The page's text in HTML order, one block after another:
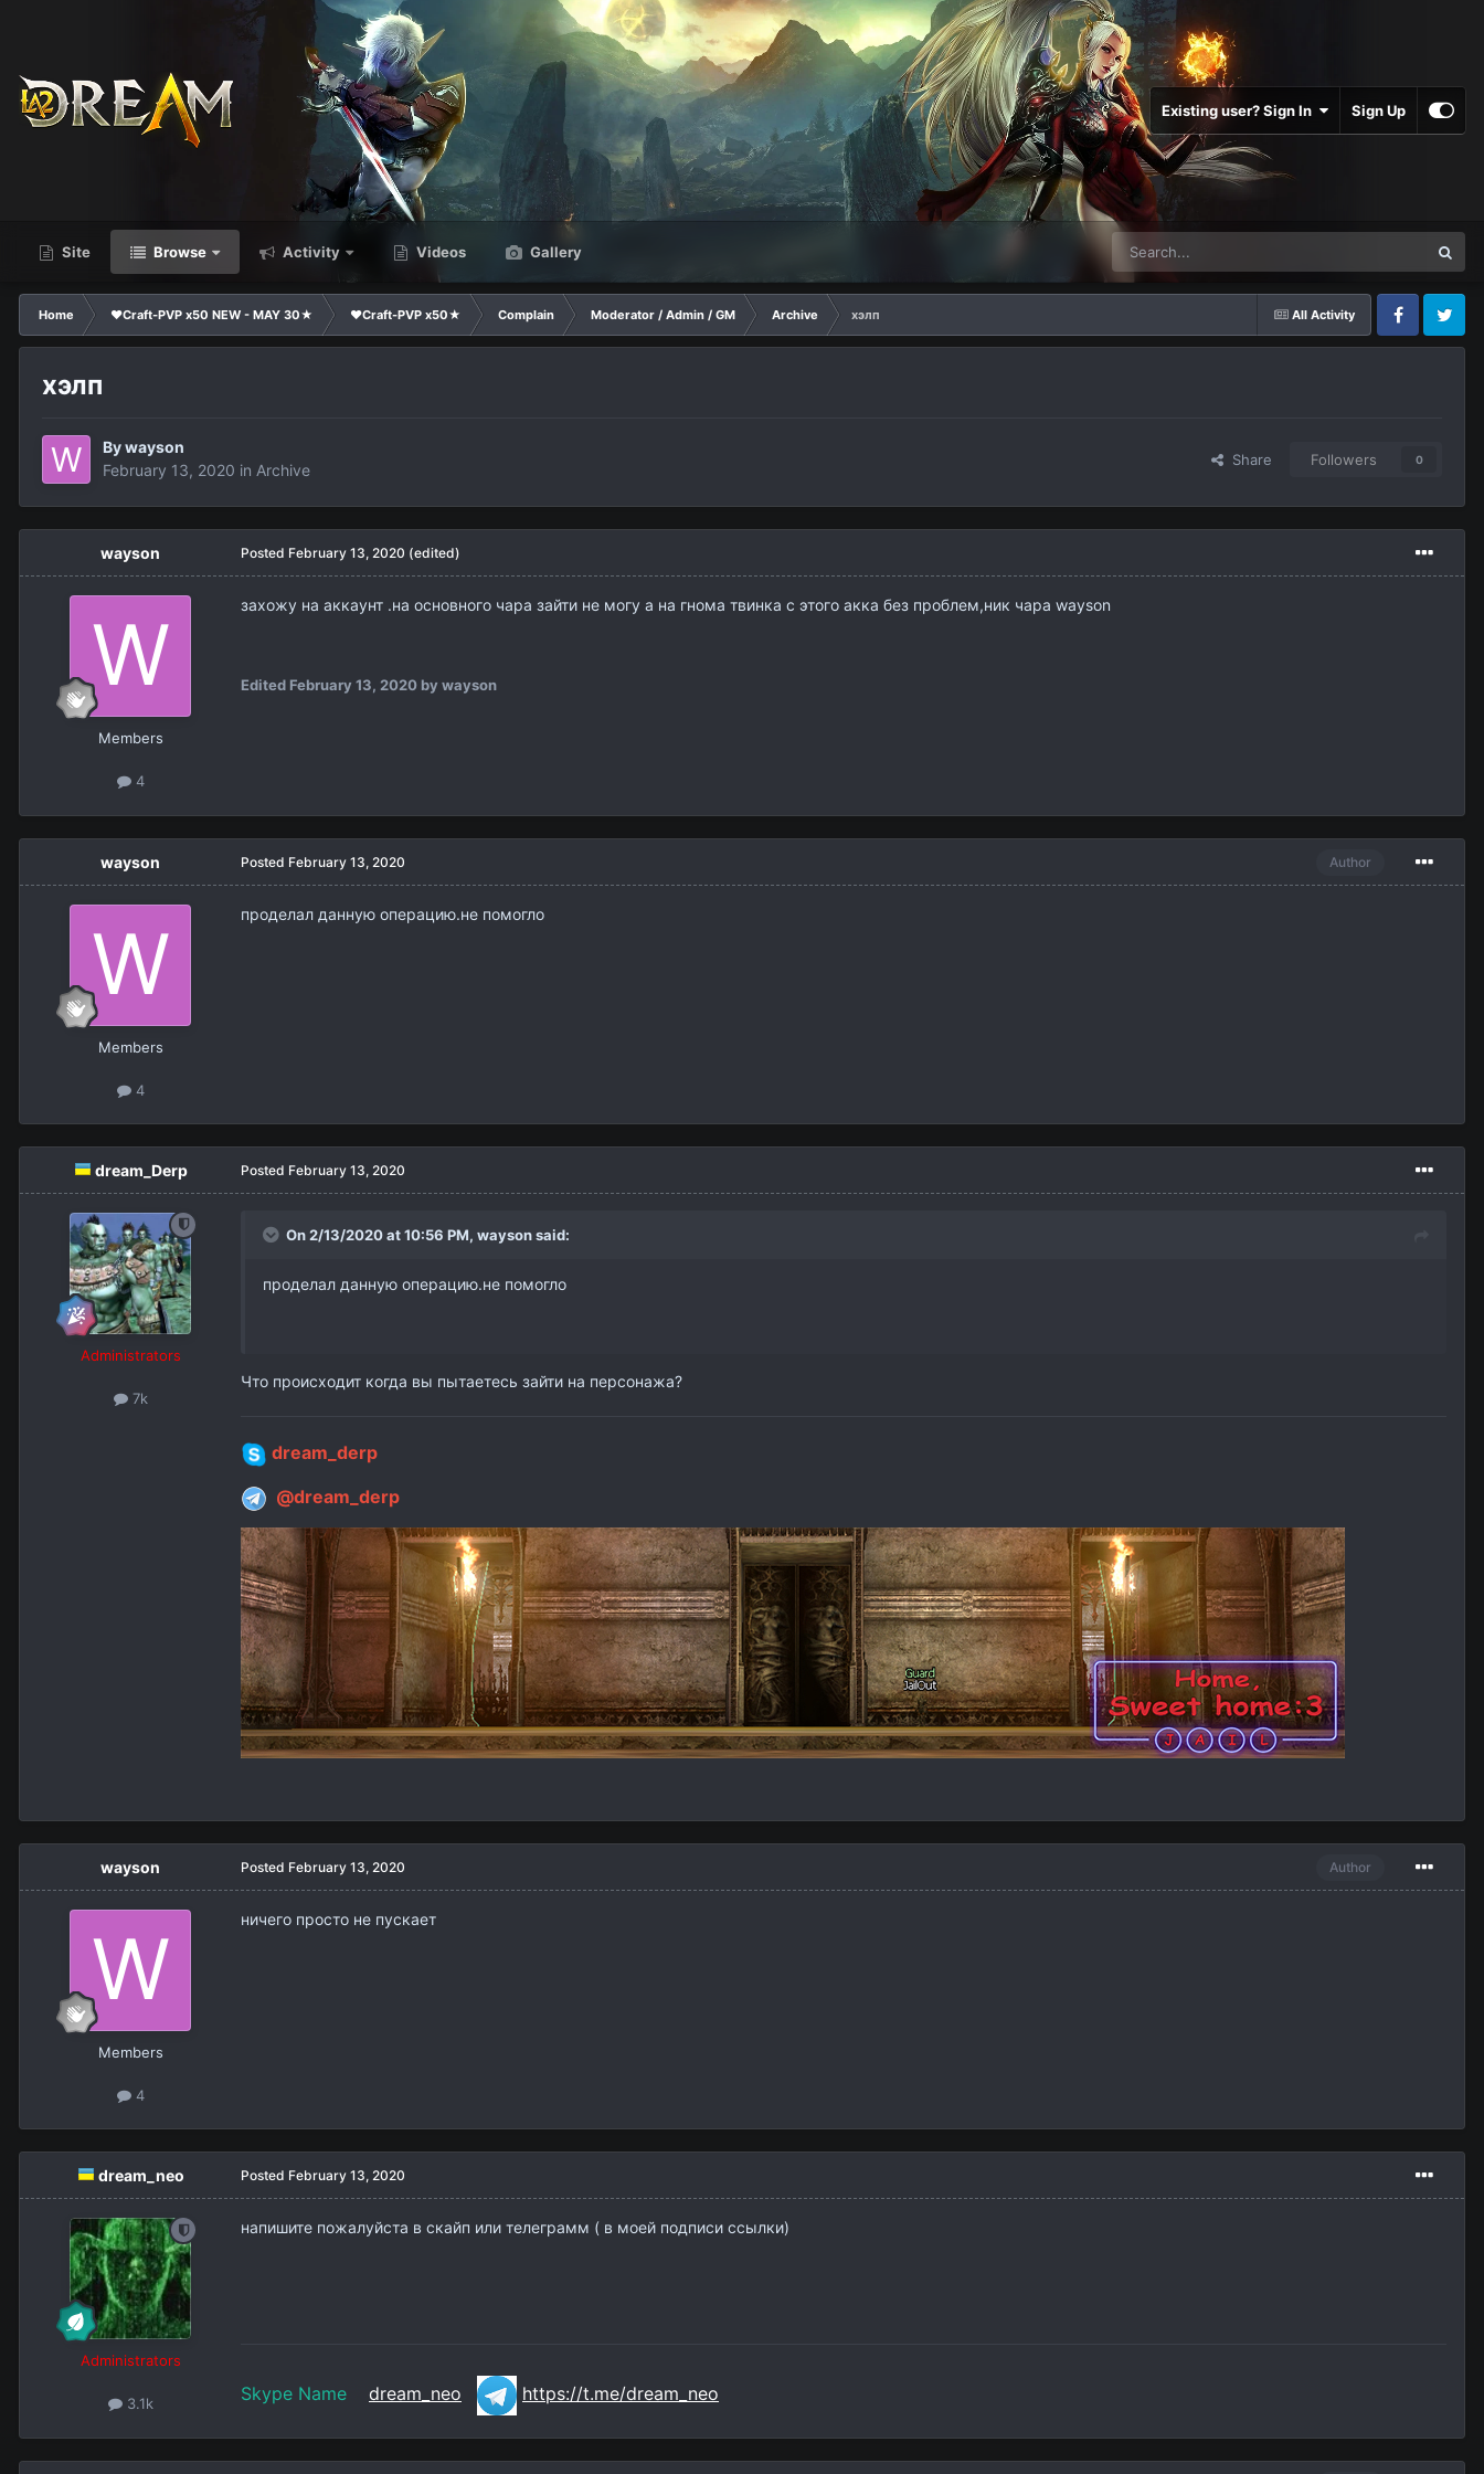
Existing user? Sign In Sign Up
Site Browse Activity Videos Gallery
All Activity
Home ❤Craft-PVP x50 NEW - MAY 30★ ❤Craft-PVP x50★ Complain Moderator / Admin / GM Archive
хэлп
FacebookTwitter
хэлп
Bywayson
February 13, 2020 in Archive
Share Followers 0
wayson
Members
4
Posted February 13, 2020 (edited)
захожу на аккаунт .на основного чара зайти не могу а на гнома твинка с этого акка без проблем,ник чара wayson
Edited February 13, 2020 by wayson
wayson
Members
4
Author
Posted February 13, 2020
проделал данную операцию.не помогло
dream_Derp
Administrators
7k
Posted February 13, 2020
On 2/13/2020 at 10:56 PM, waysonsaid:
проделал данную операцию.не помогло
Что происходит когда вы пытаетесь зайти на персонажа?
dream_derp
@dream_derp
wayson
Members
4
Author
Posted February 13, 2020
ничего просто не пускает
dream_neo
Administrators
3.1k
Posted February 13, 2020
напишите пожалуйста в скайп или телеграмм ( в моей подписи ссылки)
Skype Name dream_neo https://t.me/dream_neo